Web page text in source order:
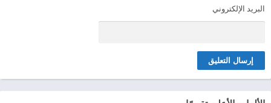
البريد الإلكتروني